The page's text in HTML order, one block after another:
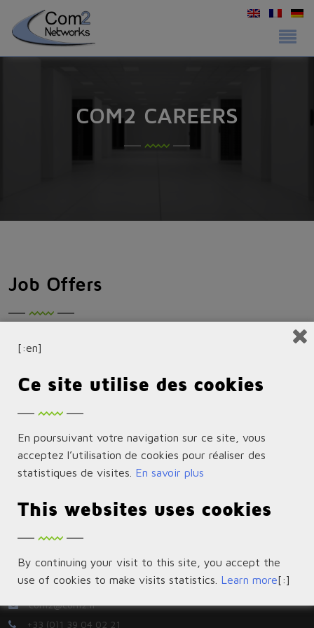
COM2 CAREERS
Job Offers
sales persons are welcome to send Speculative
2 Rue George Sand, 78112 Fourqueux
com2@com2.fr
+33 (0)1 39 04 02 21
[:en]
Ce site utilise des cookies
En poursuivant votre navigation sur ce site, vous
acceptez l’utilisation de cookies pour réaliser des
statistiques de visites. En savoir plus
This websites uses cookies
By continuing your visit to this site, you accept the
use of cookies to make visits statistics. Learn more[:]